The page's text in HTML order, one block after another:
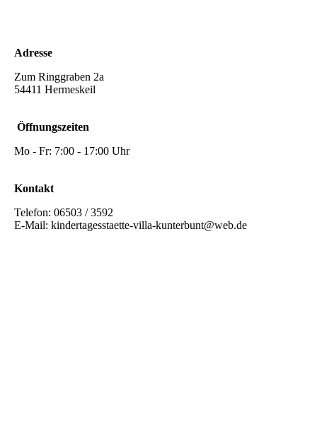
Adresse
Zum Ringgraben 2a
54411 Hermeskeil
Öffnungszeiten
Mo - Fr: 7:00 - 17:00 Uhr
Kontakt
Telefon: 06503 / 3592
E-Mail: kindertagesstaette-villa-kunterbunt@web.de